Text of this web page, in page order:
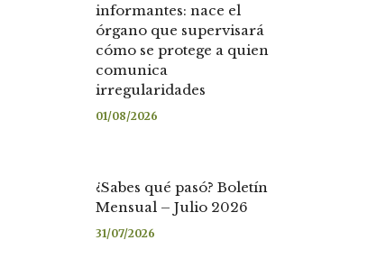
informantes: nace el
órgano que supervisará
cómo se protege a quien
comunica
irregularidades
01/08/2026
¿Sabes qué pasó? Boletín
Mensual – Julio 2026
31/07/2026